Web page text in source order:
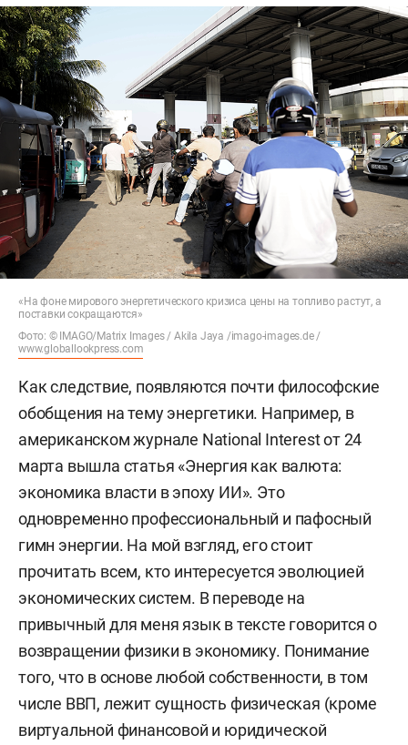
«На фоне мирового энергетического кризиса цены на топливо растут, а
поставки сокращаются»
Фото: © IMAGO/Matrix Images / Akila Jaya /imago-images.de /
www.globallookpress.com
Как следствие, появляются почти философские
обобщения на тему энергетики. Например, в
американском журнале National Interest от 24
марта вышла статья «Энергия как валюта:
экономика власти в эпоху ИИ». Это
одновременно профессиональный и пафосный
гимн энергии. На мой взгляд, его стоит
прочитать всем, кто интересуется эволюцией
экономических систем. В переводе на
привычный для меня язык в тексте говорится о
возвращении физики в экономику. Понимание
того, что в основе любой собственности, в том
числе ВВП, лежит сущность физическая (кроме
виртуальной финансовой и юридической